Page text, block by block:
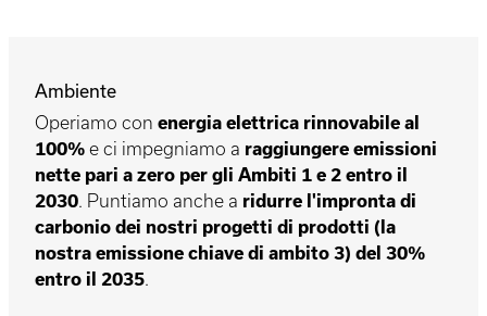
Ambiente
Operiamo con energia elettrica rinnovabile al
100% e ci impegniamo a raggiungere emissioni
nette pari a zero per gli Ambiti 1 e 2 entro il
2030. Puntiamo anche a ridurre l'impronta di
carbonio dei nostri progetti di prodotti (la
nostra emissione chiave di ambito 3) del 30%
entro il 2035.